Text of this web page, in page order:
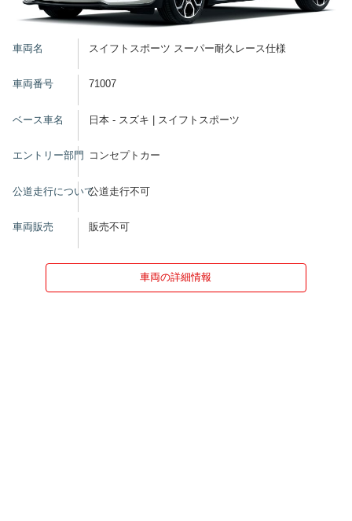
車両名 スイフトスポーツ スーパー耐久レース仕様
車両番号 71007
ベース車名 日本 - スズキ | スイフトスポーツ
エントリー部門 コンセプトカー
公道走行について公道走行不可
車両販売 販売不可
車両の詳細情報